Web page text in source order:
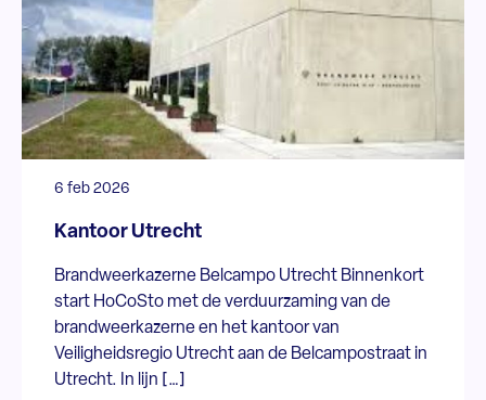
6 feb 2026
Kantoor Utrecht
Brandweerkazerne Belcampo Utrecht Binnenkort
start HoCoSto met de verduurzaming van de
brandweerkazerne en het kantoor van
Veiligheidsregio Utrecht aan de Belcampostraat in
Utrecht. In lijn […]